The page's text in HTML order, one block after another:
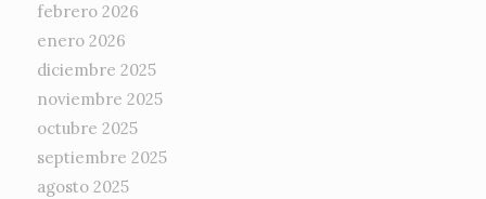
febrero 2026
enero 2026
diciembre 2025
noviembre 2025
octubre 2025
septiembre 2025
agosto 2025